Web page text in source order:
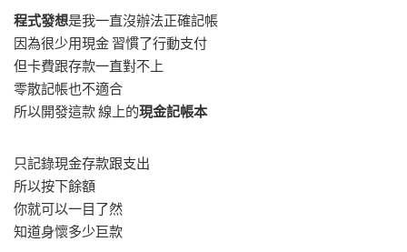
程式發想是我一直沒辦法正確記帳
因為很少用現金 習慣了行動支付
但卡費跟存款一直對不上
零散記帳也不適合
所以開發這款 線上的現金記帳本
只記錄現金存款跟支出
所以按下餘額
你就可以一目了然
知道身懷多少巨款